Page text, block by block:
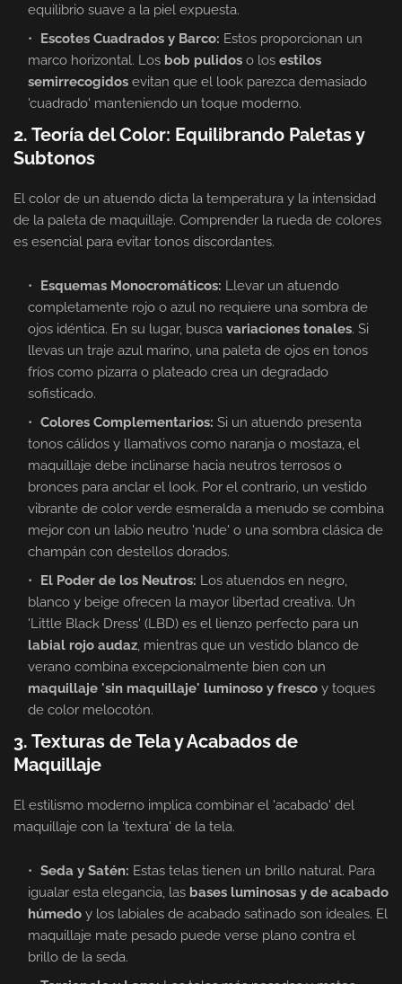
equilibrio suave a la piel expuesta.
Escotes Cuadrados y Barco: Estos proporcionan un
marco horizontal. Los bob pulidos o los estilos
semirrecogidos evitan que el look parezca demasiado
'cuadrado' manteniendo un toque moderno.
2. Teoría del Color: Equilibrando Paletas y
Subtonos
El color de un atuendo dicta la temperatura y la intensidad
de la paleta de maquillaje. Comprender la rueda de colores
es esencial para evitar tonos discordantes.
Esquemas Monocromáticos: Llevar un atuendo
completamente rojo o azul no requiere una sombra de
ojos idéntica. En su lugar, busca variaciones tonales. Si
llevas un traje azul marino, una paleta de ojos en tonos
fríos como pizarra o plateado crea un degradado
sofisticado.
Colores Complementarios: Si un atuendo presenta
tonos cálidos y llamativos como naranja o mostaza, el
maquillaje debe inclinarse hacia neutros terrosos o
bronces para anclar el look. Por el contrario, un vestido
vibrante de color verde esmeralda a menudo se combina
mejor con un labio neutro 'nude' o una sombra clásica de
champán con destellos dorados.
El Poder de los Neutros: Los atuendos en negro,
blanco y beige ofrecen la mayor libertad creativa. Un
'Little Black Dress' (LBD) es el lienzo perfecto para un
labial rojo audaz, mientras que un vestido blanco de
verano combina excepcionalmente bien con un
maquillaje 'sin maquillaje' luminoso y fresco y toques
de color melocotón.
3. Texturas de Tela y Acabados de
Maquillaje
El estilismo moderno implica combinar el 'acabado' del
maquillaje con la 'textura' de la tela.
Seda y Satén: Estas telas tienen un brillo natural. Para
igualar esta elegancia, las bases luminosas y de acabado
húmedo y los labiales de acabado satinado son ideales. El
maquillaje mate pesado puede verse plano contra el
brillo de la seda.